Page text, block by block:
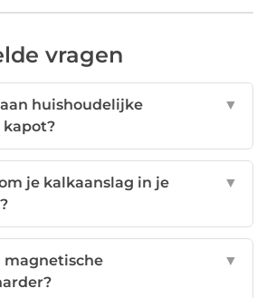
vragen
huishoudelijke
kapot?
▼
je kalkaanslag in je
▼
magnetische
▼